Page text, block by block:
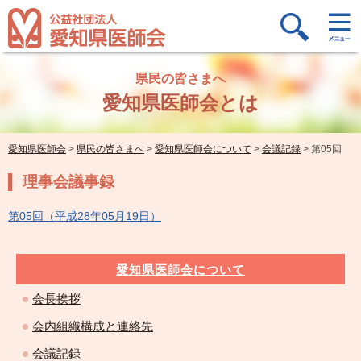
県民の皆さまへ
愛知県医師会とは
愛知県医師会 > 県民の皆さまへ > 愛知県医師会について > 会議記録 > 第05回
理事会議事録
第05回（平成28年05月19日）
愛知県医師会について
会長挨拶
会内組織構成と連絡先
会議記録